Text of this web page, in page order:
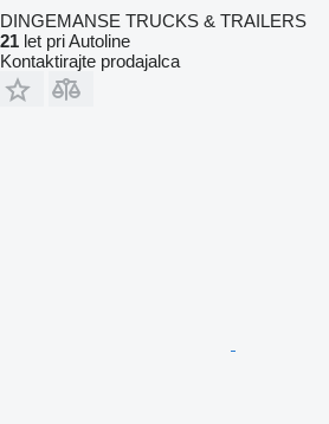
DINGEMANSE TRUCKS & TRAILERS
21 let pri Autoline
Kontaktirajte prodajalca